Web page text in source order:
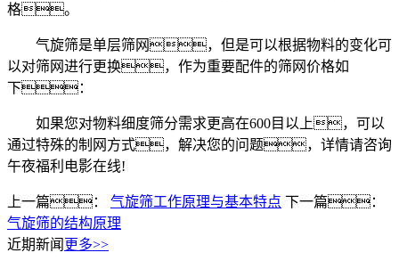
格。
气旋筛是单层筛网，但是可以根据物料的变化可
以对筛网进行更换，作为重要配件的筛网价格如
下：
如果您对物料细度筛分需求更高在600目以上，可以
通过特殊的制网方式，解决您的问题，详情请咨询
午夜福利电影在线!
上一篇： 气旋筛工作原理与基本特点 下一篇：
气旋筛的结构原理
近期新闻 更多>>